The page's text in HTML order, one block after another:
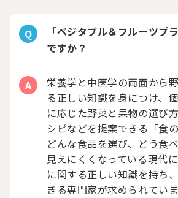
Q
「ベジタブル＆フルーツプ
ですか？
A
栄養学と中医学の両面から
る正しい知識を身につけ、
に応じた野菜と果物の選び
シピなどを提案できる「食
どんな食品を選び、どう食
見えにくくなっている現代
に関する正しい知識を持ち
きる専門家が求められていま